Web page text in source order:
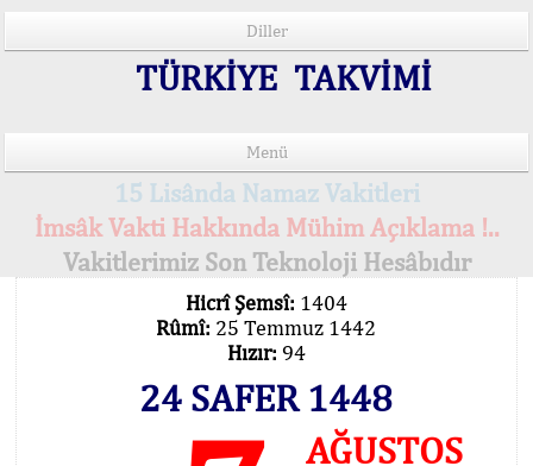
Diller
TÜRKİYE TAKVİMİ
Menü
15 Lisânda Namaz Vakitleri
İmsâk Vakti Hakkında Mühim Açıklama !..
Vakitlerimiz Son Teknoloji Hesâbıdır
Hicrî Şemsî: 1404
Rûmî: 25 Temmuz 1442
Hızır: 94
24 SAFER 1448
AĞUSTOS